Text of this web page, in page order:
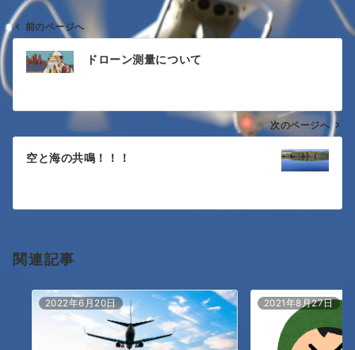
投
稿
ナ
ビ
ゲ
シ
ン
前のページへ
ドローン測量について
次のページへ
空と海の共鳴！！！
関連記事
2022年6月20日 2021年8月27日